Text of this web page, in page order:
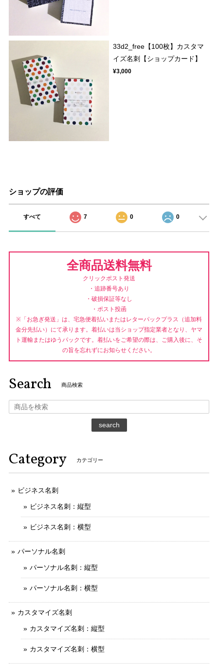
33d2_free【100枚】カスタマ
イズ名刺【ショップカード】
¥3,000
ショップの評価
すべて 7 0 0
全商品送料無料
クリックポスト発送
・追跡番号あり
・破損保証等なし
・ポスト投函
※「お急ぎ発送」は、宅急便着払いまたはレターパックプラス（追加料
金分先払い）にて承ります。着払いは当ショップ指定業者となり、ヤマ
ト運輸またはゆうパックです。着払いをご希望の際は、ご購入後に、そ
の旨を忘れずにお知らせください。
Search 商品検索
search
Category カテゴリー
ビジネス名刺
ビジネス名刺：縦型
ビジネス名刺：横型
パーソナル名刺
パーソナル名刺：縦型
パーソナル名刺：横型
カスタマイズ名刺
カスタマイズ名刺：縦型
カスタマイズ名刺：横型